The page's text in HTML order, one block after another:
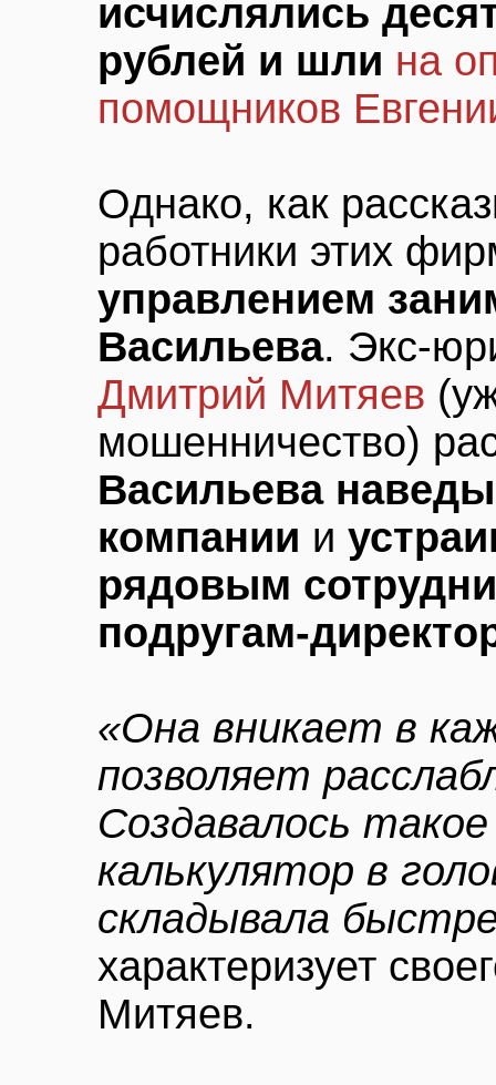
исчислялись
рублей и шли на
помощников
Однако, как
работники этих
управлением
Васильева. Экс-
Дмитрий Митяев
мошенничество)
Васильева
компании и
рядовым
подругам-
«Она вникает в
позволяет
Создавалось
калькулятор в
складывала
характеризует
Митяев.